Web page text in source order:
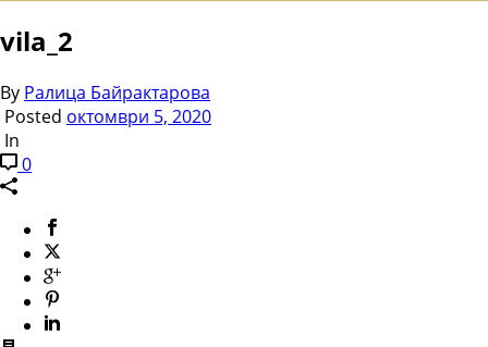
vila_2
By Ралица Байрактарова
Posted октомври 5, 2020
In
0